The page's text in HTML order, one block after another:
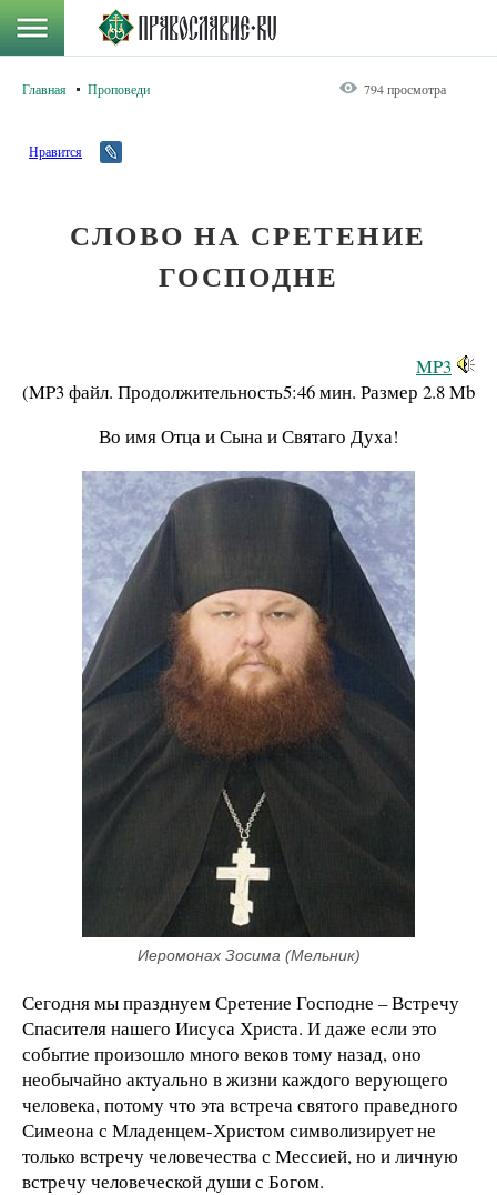
Главная Проповеди 794 просмотра
Нравится
СЛОВО НА СРЕТЕНИЕ
ГОСПОДНЕ
MP3
(MP3 файл. Продолжительность5:46 мин. Размер 2.8 Mb
Во имя Отца и Сына и Святаго Духа!
Иеромонах Зосима (Мельник)
Сегодня мы празднуем Сретение Господне – Встречу
Спасителя нашего Иисуса Христа. И даже если это
событие произошло много веков тому назад, оно
необычайно актуально в жизни каждого верующего
человека, потому что эта встреча святого праведного
Симеона с Младенцем-Христом символизирует не
только встречу человечества с Мессией, но и личную
встречу человеческой души с Богом.